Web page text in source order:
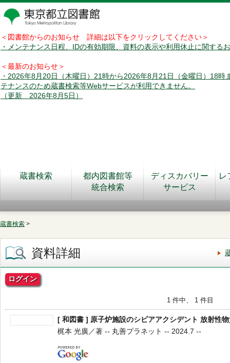
＜図書館からのお知らせ 詳細は以下をクリックしてください＞
・メンテナンス日程、IDの有効期限、資料の表示や利用休止に関する
＜最新のお知らせ＞
・2026年8月20日（木曜日）21時から2026年8月21日（金曜日）18時
テナンスのため蔵書検索等Webサービスが利用できません。
（更新 2026年8月5日）
蔵書検索
都内図書館等
統合検索
ディスカバリー
サービス
レ
蔵書検索 >
資料詳細
ログイン
1 件中、 1 件目
[ 和図書 ] 原子炉施設のシビアアクシデント 放射性
梶本 光廣／著 -- 丸善プラネット -- 2024.7 --